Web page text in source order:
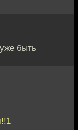
быть